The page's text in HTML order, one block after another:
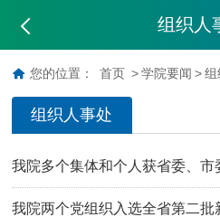
组织人
您的位置： 首页 > 学院要闻 > 组
组织人事处
我院多个集体和个人获省委、市
我院两个党组织入选全省第二批